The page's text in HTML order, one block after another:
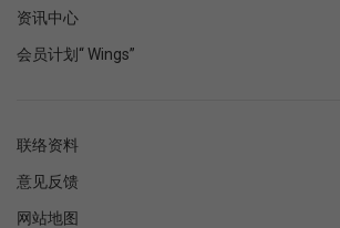
资讯中心
会员计划“ Wings”
联络资料
意见反馈
网站地图